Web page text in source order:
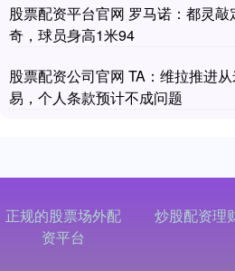
股票配资平台官网 罗马诺：都灵
奇，球员身高1米94
股票配资公司官网 TA：维拉推进
易，个人条款预计不成问题
正规的股票场外配
资平台
炒股配资理